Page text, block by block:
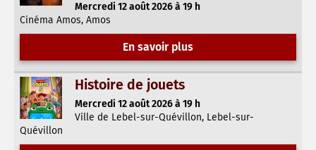
Mercredi 12 août 2026 à 19 h
Cinéma Amos, Amos
En savoir plus
Histoire de jouets
Mercredi 12 août 2026 à 19 h
Ville de Lebel-sur-Quévillon, Lebel-sur-
Quévillon